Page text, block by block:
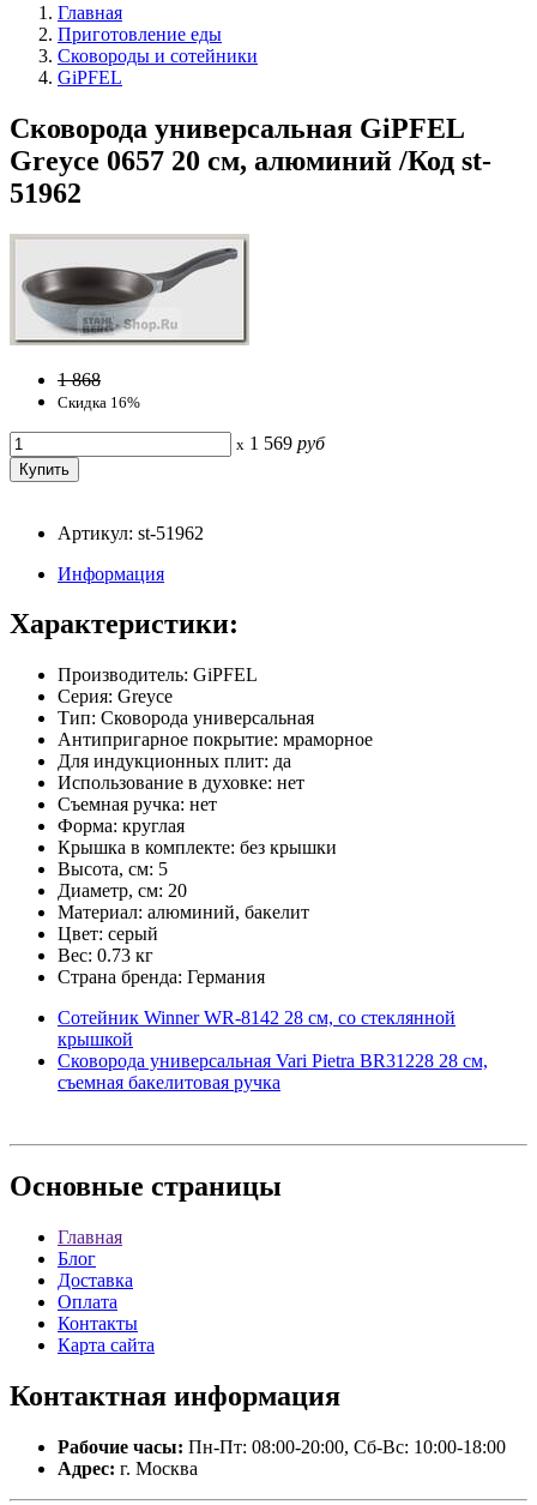
Главная
Приготовление еды
Сковороды и сотейники
GiPFEL
Сковорода универсальная GiPFEL
Greyce 0657 20 см, алюминий /Код st-
51962
1 868
Скидка 16%
x 1 569 руб
Артикул: st-51962
Информация
Характеристики:
Производитель: GiPFEL
Серия: Greyce
Тип: Сковорода универсальная
Антипригарное покрытие: мраморное
Для индукционных плит: да
Использование в духовке: нет
Съемная ручка: нет
Форма: круглая
Крышка в комплекте: без крышки
Высота, см: 5
Диаметр, см: 20
Материал: алюминий, бакелит
Цвет: серый
Вес: 0.73 кг
Страна бренда: Германия
Сотейник Winner WR-8142 28 см, со стеклянной
крышкой
Сковорода универсальная Vari Pietra BR31228 28 см,
съемная бакелитовая ручка
Основные страницы
Главная
Блог
Доставка
Оплата
Контакты
Карта сайта
Контактная информация
Рабочие часы: Пн-Пт: 08:00-20:00, Сб-Вс: 10:00-18:00
Адрес: г. Москва